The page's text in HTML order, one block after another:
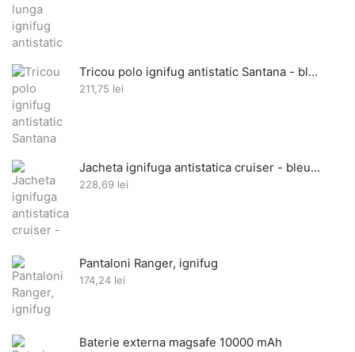
Tricou polo ignifug antistatic Santana - bleumarin
211,75 lei
Jacheta ignifuga antistatica cruiser - bleumarin
228,69 lei
Pantaloni Ranger, ignifug
174,24 lei
Baterie externa magsafe 10000 mAh